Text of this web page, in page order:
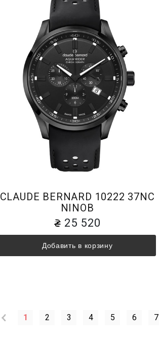
CLAUDE BERNARD 10222 37NC
NINOB
25 520
Добавить в корзину
1 2 3 4 5 6 7